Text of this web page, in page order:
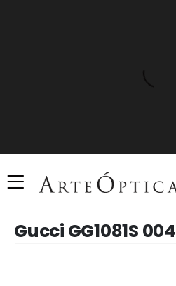
Gucci GG1081S 004